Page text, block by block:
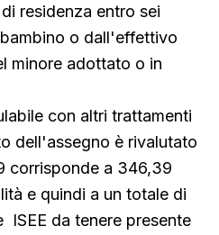
residenza entro sei
o dall'effettivo
minore adottato o in
con altri trattamenti
dell'assegno è rivalutato
corrisponde a 346,39
e quindi a un totale di
ISEE da tenere presente